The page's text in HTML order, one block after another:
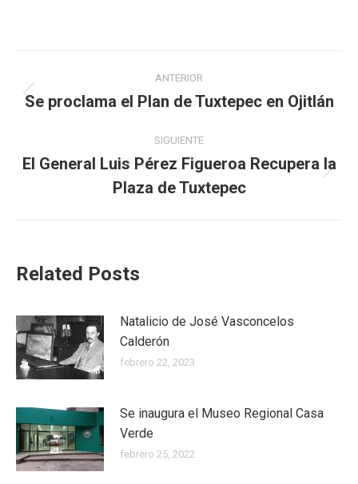
ANTERIOR
Se proclama el Plan de Tuxtepec en Ojitlán
SIGUIENTE
El General Luis Pérez Figueroa Recupera la
Plaza de Tuxtepec
Related Posts
Natalicio de José Vasconcelos
Calderón
febrero 22, 2023
Se inaugura el Museo Regional Casa
Verde
febrero 25, 2022